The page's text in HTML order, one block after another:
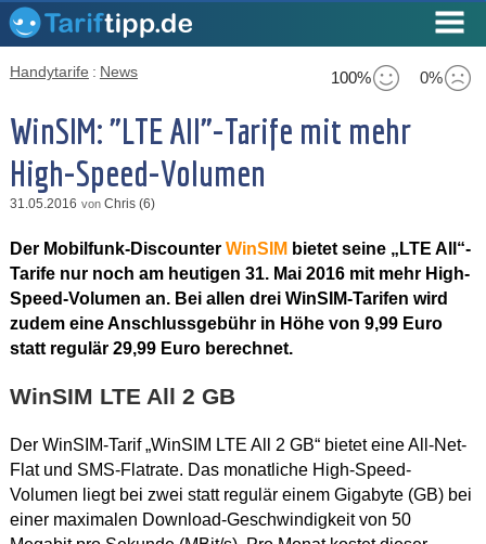
100% 0%
Handytarife : News
WinSIM: "LTE All"-Tarife mit mehr
High-Speed-Volumen
31.05.2016 von Chris (6)
Der Mobilfunk-Discounter WinSIM bietet seine „LTE All“-
Tarife nur noch am heutigen 31. Mai 2016 mit mehr High-
Speed-Volumen an. Bei allen drei WinSIM-Tarifen wird
zudem eine Anschlussgebühr in Höhe von 9,99 Euro
statt regulär 29,99 Euro berechnet.
WinSIM LTE All 2 GB
Der WinSIM-Tarif „WinSIM LTE All 2 GB“ bietet eine All-Net-
Flat und SMS-Flatrate. Das monatliche High-Speed-
Volumen liegt bei zwei statt regulär einem Gigabyte (GB) bei
einer maximalen Download-Geschwindigkeit von 50